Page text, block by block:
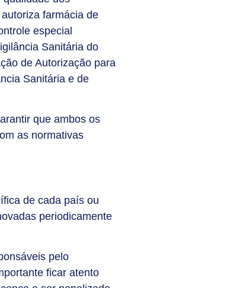
farmácia de
especial
Sanitária do
de Autorização para
Sanitária e de
que ambos os
as normativas
de cada país ou
periodicamente
pelo
ficar atento